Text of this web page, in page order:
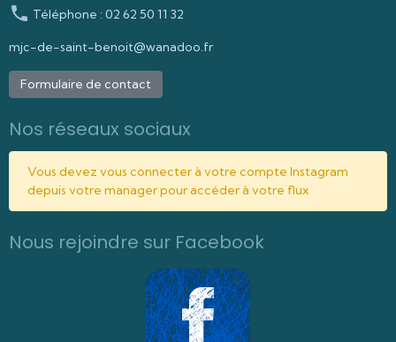
Téléphone : 02 62 50 11 32
mjc-de-saint-benoit@wanadoo.fr
Formulaire de contact
Nos réseaux sociaux
Vous devez vous connecter à votre compte Instagram
depuis votre manager pour accéder à votre flux
Nous rejoindre sur Facebook